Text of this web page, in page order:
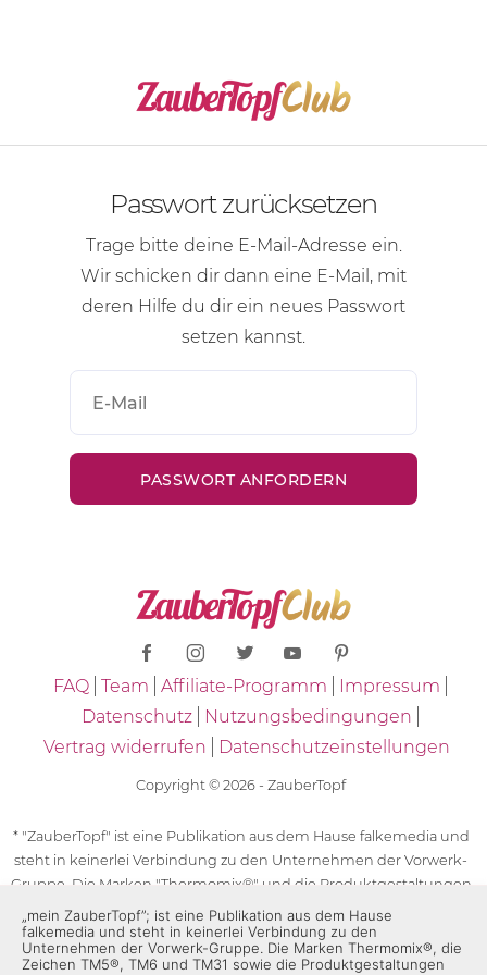
Passwort zurücksetzen
Trage bitte deine E-Mail-Adresse ein.
Wir schicken dir dann eine E-Mail , mit
deren Hilfe du dir ein neues Passwort
setzen kannst.
FAQ Team Affiliate-Programm
Impressum
Datenschutz
Nutzungsbedingungen
Vertrag widerrufen
Datenschutzeinstellungen
Copyright © 2026 - ZauberTopf
* "ZauberTopf" ist eine Publikation aus dem Hause falkemedia und
steht in keinerlei Verbindung zu den Unternehmen der Vorwerk-
Gruppe. Die Marken "Thermomix®" und die Produktgestaltungen
des "Thermomix®" sind eingetragene Marken der Unternehmen
der Vorwerk-Gruppe. Die Marken Thermomix®, die Zeichen TM5®,
TM6 und TM31 sowie die Produktgestaltungen des Thermomix®
„mein ZauberTopf”; ist eine Publikation aus dem Hause
falkemedia und steht in keinerlei Verbindung zu den
Unternehmen der Vorwerk-Gruppe. Die Marken Thermomix®, die
Zeichen TM5®, TM6 und TM31 sowie die Produktgestaltungen